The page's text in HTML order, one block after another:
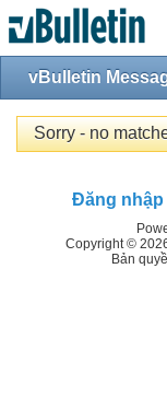
vBulletin
Sorry - no
Đăng nhập
Copyright ©
Bản